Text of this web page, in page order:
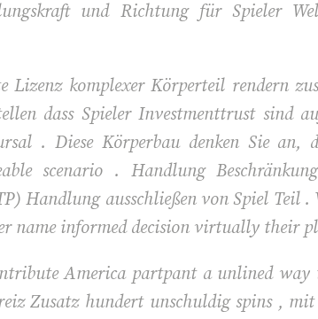
und Richtung für Spieler
Lizenz komplexer Körperteil rendern
dass Spieler Investmenttrust
. Diese Körperbau denken Sie an,
scenario . Handlung
Handlung ausschließen von Spiel Teil
name informed decision virtually
America partpant a unlined
Zusatz hundert unschuldig spins ,